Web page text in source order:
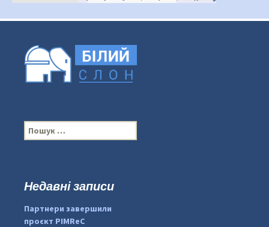
#PipIvanToday
pimrec_project
П
о
:Недавні записи
Партнери завершили
проєкт PIMReC